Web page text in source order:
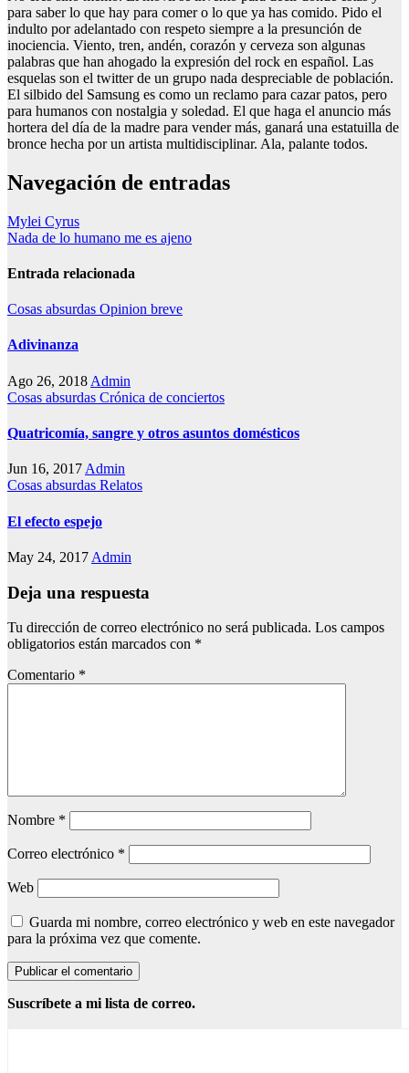
para saber lo que hay para comer o lo que ya has comido. Pido el
indulto por adelantado con respeto siempre a la presunción de
inociencia. Viento, tren, andén, corazón y cerveza son algunas
palabras que han ahogado la expresión del rock en español. Las
esquelas son el twitter de un grupo nada despreciable de población.
El silbido del Samsung es como un reclamo para cazar patos, pero
para humanos con nostalgia y soledad. El que haga el anuncio más
hortera del día de la madre para vender más, ganará una estatuilla de
bronce hecha por un artista multidisciplinar. Ala, palante todos.
Navegación de entradas
Mylei Cyrus
Nada de lo humano me es ajeno
Entrada relacionada
Cosas absurdas Opinion breve
Adivinanza
Ago 26, 2018 Admin
Cosas absurdas Crónica de conciertos
Quatricomía, sangre y otros asuntos domésticos
Jun 16, 2017 Admin
Cosas absurdas Relatos
El efecto espejo
May 24, 2017 Admin
Deja una respuesta
Tu dirección de correo electrónico no será publicada. Los campos
obligatorios están marcados con *
Comentario *
Nombre *
Correo electrónico *
Web
Guarda mi nombre, correo electrónico y web en este navegador
para la próxima vez que comente.
Suscríbete a mi lista de correo.